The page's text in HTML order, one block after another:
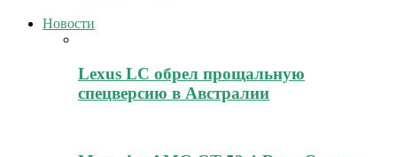
Новости
Lexus LC обрел прощальную
спецверсию в Австралии